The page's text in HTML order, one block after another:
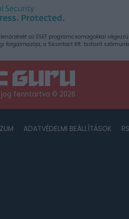
az ESET programcsomagokkal
forgalmazója, a Sicontact Kft. biztosít
jog fenntartva © 2026
ADATVÉDELMI BEÁLLÍTÁSOK